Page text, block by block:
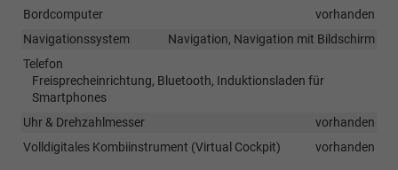
Bordcomputer
vorhanden
Navigationssystem
Navigation, Navigation mit Bildschirm
Telefon
Freisprecheinrichtung, Bluetooth, Induktionsladen für
Smartphones
Uhr & Drehzahlmesser
vorhanden
Volldigitales Kombiinstrument (Virtual Cockpit)
vorhanden